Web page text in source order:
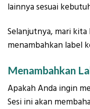
lainnya sesuai
Selanjutnya, mari
menambahkan label
Menambahkan
Apakah Anda ingin
Sesi ini akan